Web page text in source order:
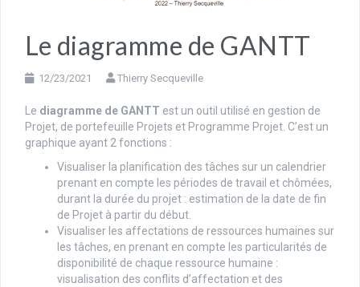
Le diagramme de GANTT
12/23/2021 Thierry Secqueville
Le diagramme de GANTT est un outil utilisé en gestion de
Projet, de portefeuille Projets et Programme Projet. C’est un
graphique ayant 2 fonctions :
Visualiser la planification des tâches sur un calendrier
prenant en compte les périodes de travail et chômées,
durant la durée du projet : estimation de la date de fin
de Projet à partir du début.
Visualiser les affectations de ressources humaines sur
les tâches, en prenant en compte les particularités de
disponibilité de chaque ressource humaine :
visualisation des conflits d’affectation et des